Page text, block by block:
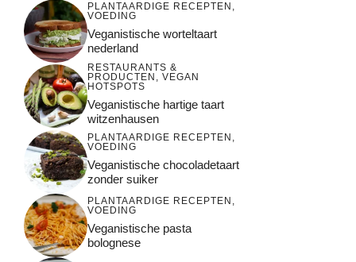
PLANTAARDIGE RECEPTEN ,
VOEDING
Veganistische worteltaart
nederland
RESTAURANTS &
PRODUCTEN , VEGAN
HOTSPOTS
Veganistische hartige taart
witzenhausen
PLANTAARDIGE RECEPTEN ,
VOEDING
Veganistische chocoladetaart
zonder suiker
PLANTAARDIGE RECEPTEN ,
VOEDING
Veganistische pasta
bolognese